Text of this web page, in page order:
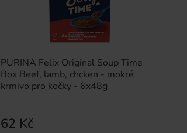
PURINA Felix Original Soup Time
Box Beef, lamb, chcken - mokré
krmivo pro kočky - 6x48g
62 Kč